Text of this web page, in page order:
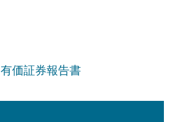
有価証券報告書